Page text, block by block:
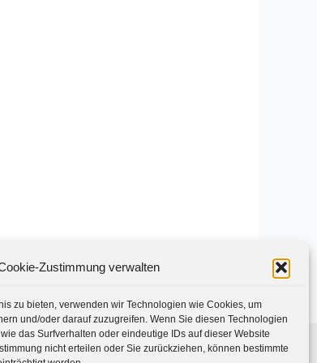
Zustimmung verwalten
zu bieten, verwenden wir Technologien wie Cookies, um
und/oder darauf zuzugreifen. Wenn Sie diesen Technologien
das Surfverhalten oder eindeutige IDs auf dieser Website
nicht erteilen oder Sie zurückziehen, können bestimmte